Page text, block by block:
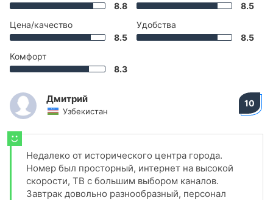
8.8
Цена/качество
8.5
Комфорт
8.3
8.5
Удобства
8.5
Дмитрий
Узбекистан
10
Недалеко от исторического центра города.
Номер был просторный, интернет на высокой
скорости, ТВ с большим выбором каналов.
Завтрак довольно разнообразный, персонал